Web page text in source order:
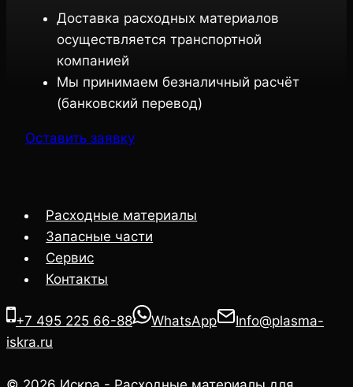
Доставка расходных материалов
осуществляется транспортной
компанией
Мы принимаем безналичный расчёт
(банковский перевод)
Оставить заявку
Расходные материалы
Запасные части
Сервис
Контакты
+7 495 225 66-88 WhatsApp
Info@plasma-
iskra.ru